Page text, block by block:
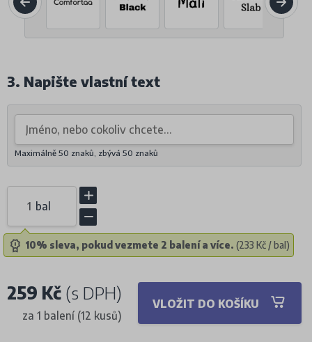
3. Napište vlastní text
Maximálně 50 znaků, zbývá 50 znaků
bal
10% sleva, pokud vezmete 2 balení a více. (233 Kč / bal)
259 Kč (s DPH)
za 1 balení (12 kusů)
VLOŽIT DO KOŠÍKU